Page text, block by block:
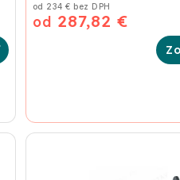
od 234 € bez DPH
od 287,82 €